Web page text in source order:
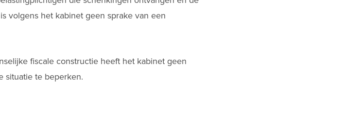
volgens het kabinet geen sprake van een
fiscale constructie heeft het kabinet geen
situatie te beperken.